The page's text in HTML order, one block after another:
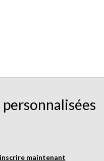
maintenant